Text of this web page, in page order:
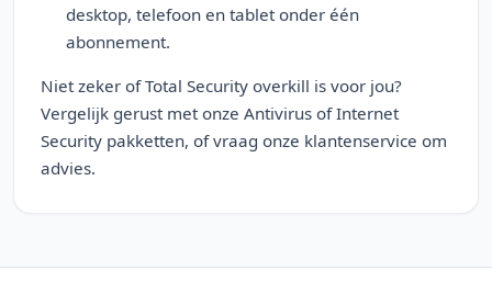
desktop, telefoon en tablet onder één
abonnement.
Niet zeker of Total Security overkill is voor jou?
Vergelijk gerust met onze Antivirus of Internet
Security pakketten, of vraag onze klantenservice om
advies.